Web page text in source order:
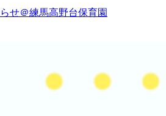
せ＠練馬高野台保育園